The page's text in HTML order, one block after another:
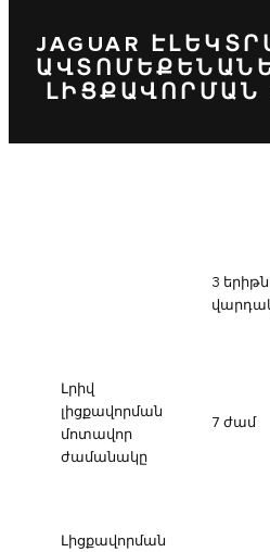
JAGUAR
ԼԻՑՔԱՎՈՐՄԱՆ
3
Լրիվ
լիցքավորման
մոտավոր
ժամանակը
7 ժամ
Լիցքավորման